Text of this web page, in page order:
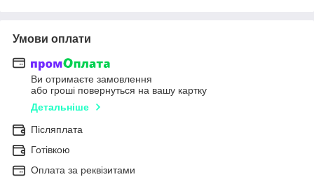
Умови оплати
Ви отримаєте замовлення
або гроші повернуться на вашу картку
Детальніше
Післяплата
Готівкою
Оплата за реквізитами